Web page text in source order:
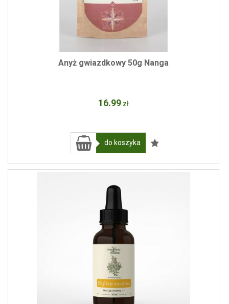
Anyż gwiazdkowy 50g Nanga
16.99 zł
do koszyka